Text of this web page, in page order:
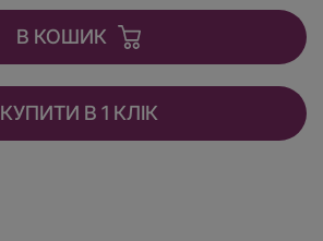
В КОШИК
КУПИТИ В 1 КЛІК